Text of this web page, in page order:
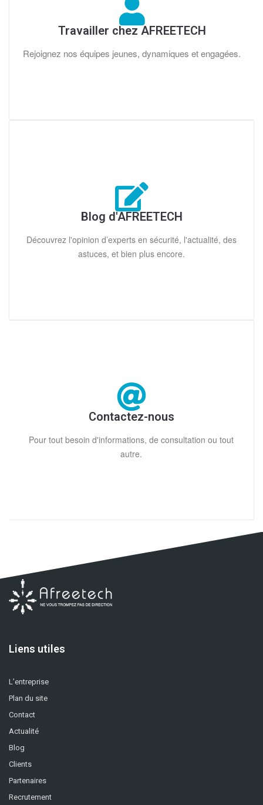
Travailler chez AFREETECH
Rejoignez nos équipes jeunes, dynamiques et engagées.
Blog d'AFREETECH
Découvrez l'opinion d’experts en sécurité, l'actualité, des
astuces, et bien plus encore.
Contactez-nous
Pour tout besoin d'informations, de consultation ou tout
autre.
Liens utiles
L’entreprise
Plan du site
Contact
Actualité
Blog
Clients
Partenaires
Recrutement